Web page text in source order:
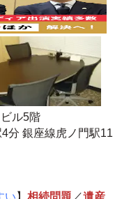
ル5階
分 銀座線虎ノ門駅11
い 】 相続問題 ／遺産